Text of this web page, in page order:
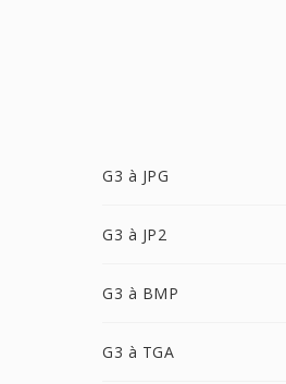
G3 à JPG
G3 à JP2
G3 à BMP
G3 à TGA